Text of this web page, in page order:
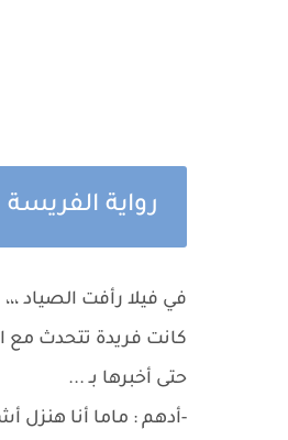
رواية
في فيلا رأفت الصياد ،،،
كانت فريدة تتحدث مع
حتى أخبرها بـ ...
-أدهم : ماما أنا هنزل